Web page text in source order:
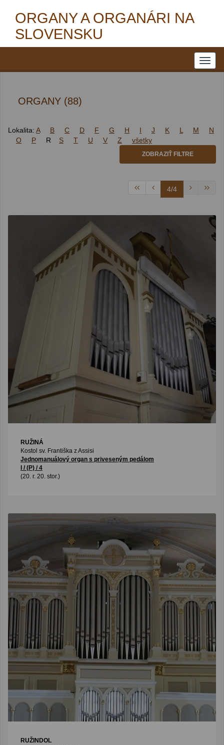
ORGANY A ORGANÁRI NA
SLOVENSKU
ORGANY (88)
Lokalita: A B C D F G H I J K L M
N
O
P R S T U V Z všetky
ZOBRAZIŤ FILTRE
4/4
RUŽINÁ
Kostol sv. Františka z Assisi
Jednomanuálový organ s priveseným pedálom
I / (P) / 4
(20. r. 20. stor.)
RUŽINDOL